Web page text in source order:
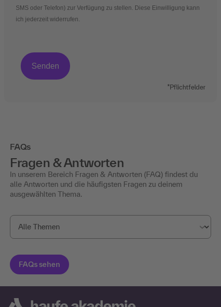
SMS oder Telefon) zur Verfügung zu stellen. Diese Einwilligung kann
ich jederzeit widerrufen.
*Pflichtfelder
FAQs
Fragen & Antworten
In unserem Bereich Fragen & Antworten (FAQ) findest du
alle Antworten und die häufigsten Fragen zu deinem
ausgewählten Thema.